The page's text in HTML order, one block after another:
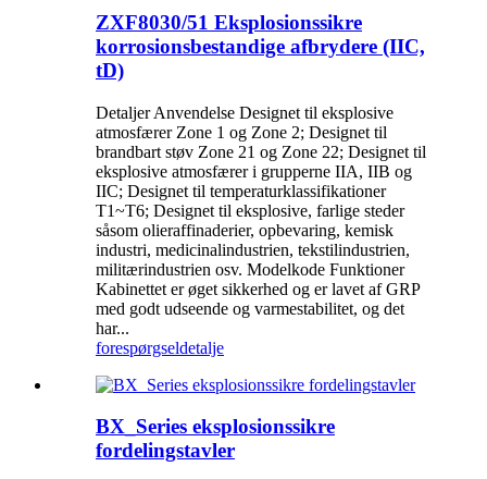
ZXF8030/51 Eksplosionssikre
korrosionsbestandige afbrydere (IIC,
tD)
Detaljer Anvendelse Designet til eksplosive
atmosfærer Zone 1 og Zone 2; Designet til
brandbart støv Zone 21 og Zone 22; Designet til
eksplosive atmosfærer i grupperne IIA, IIB og
IIC; Designet til temperaturklassifikationer
T1~T6; Designet til eksplosive, farlige steder
såsom olieraffinaderier, opbevaring, kemisk
industri, medicinalindustrien, tekstilindustrien,
militærindustrien osv. Modelkode Funktioner
Kabinettet er øget sikkerhed og er lavet af GRP
med godt udseende og varmestabilitet, og det
har...
forespørgseldetalje
BX_Series eksplosionssikre
fordelingstavler